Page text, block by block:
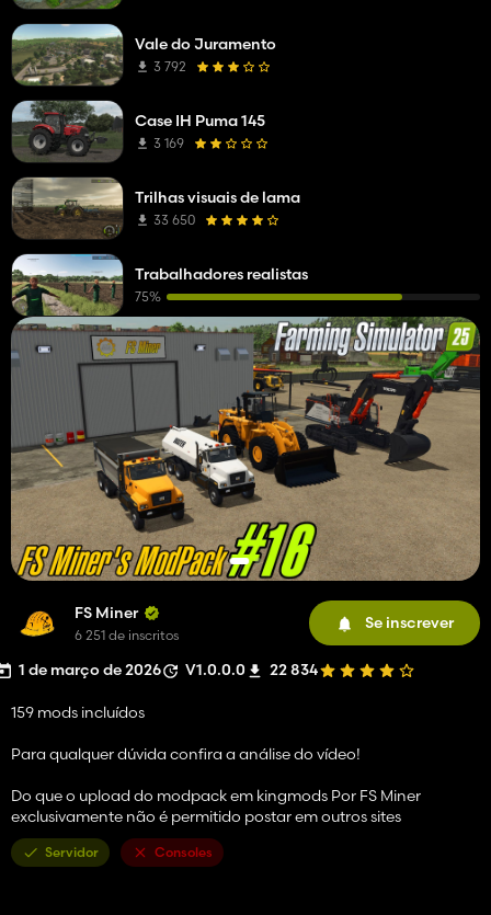
FS Miner
6 251 de inscritos
Se inscrever
1 de março de 2026 V1.0.0.0 22 834
159 mods incluídos
Para qualquer dúvida confira a análise do vídeo!
Do que o upload do modpack em kingmods Por FS Miner
exclusivamente não é permitido postar em outros sites
Servidor Consoles
Vale do Juramento
3 792
Case IH Puma 145
3 169
Trilhas visuais de lama
33 650
Trabalhadores realistas
75%